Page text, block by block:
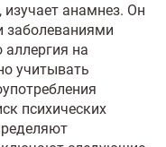
изучает анамнез. Он
заболеваниями
аллергия на
учитывать
психических